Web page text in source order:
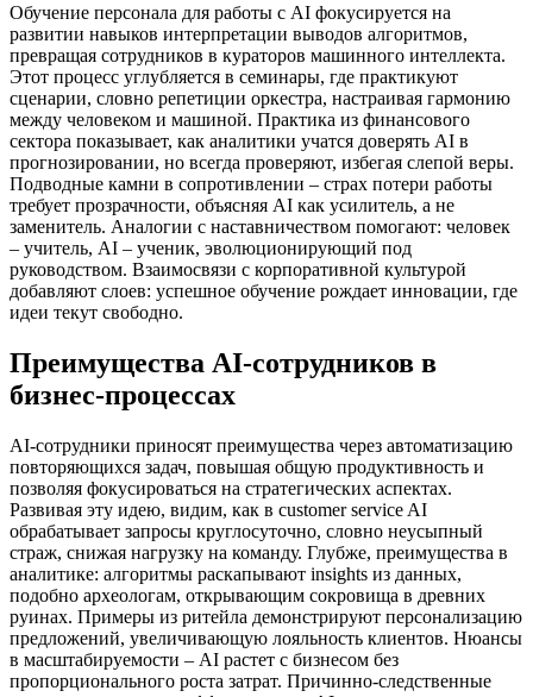
Обучение персонала для работы с AI фокусируется на
развитии навыков интерпретации выводов алгоритмов,
превращая сотрудников в кураторов машинного интеллекта.
Этот процесс углубляется в семинары, где практикуют
сценарии, словно репетиции оркестра, настраивая гармонию
между человеком и машиной. Практика из финансового
сектора показывает, как аналитики учатся доверять AI в
прогнозировании, но всегда проверяют, избегая слепой веры.
Подводные камни в сопротивлении – страх потери работы
требует прозрачности, объясняя AI как усилитель, а не
заменитель. Аналогии с наставничеством помогают: человек
– учитель, AI – ученик, эволюционирующий под
руководством. Взаимосвязи с корпоративной культурой
добавляют слоев: успешное обучение рождает инновации, где
идеи текут свободно.
Преимущества AI-сотрудников в
бизнес-процессах
AI-сотрудники приносят преимущества через автоматизацию
повторяющихся задач, повышая общую продуктивность и
позволяя фокусироваться на стратегических аспектах.
Развивая эту идею, видим, как в customer service AI
обрабатывает запросы круглосуточно, словно неусыпный
страж, снижая нагрузку на команду. Глубже, преимущества в
аналитике: алгоритмы раскапывают insights из данных,
подобно археологам, открывающим сокровища в древних
руинах. Примеры из ритейла демонстрируют персонализацию
предложений, увеличивающую лояльность клиентов. Нюансы
в масштабируемости – AI растет с бизнесом без
пропорционального роста затрат. Причинно-следственные